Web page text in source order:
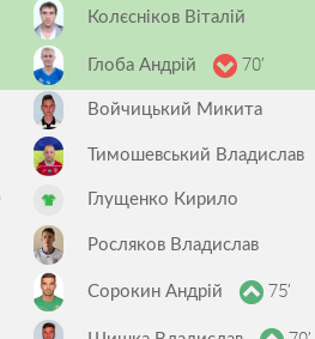
Колєсніков Віталій
Глоба Андрій 70’
Войчицький Микита
Тимошевський Владислав
Глущенко Кирило
Росляков Владислав
Сорокин Андрій 75’